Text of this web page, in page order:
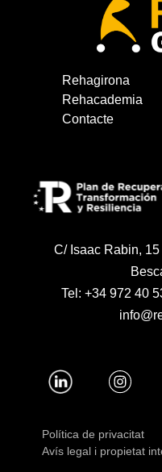
Rehagirona
Rehacademia
Contacte
C/ Isaac Rabin,
Tel: +34 972 40
Política de privacitat
Avís legal i propietat